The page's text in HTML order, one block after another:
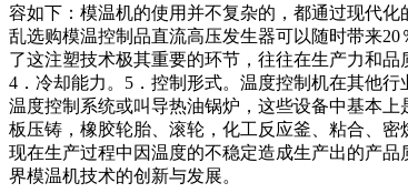
容如下：模温机的使用并不复杂的，都通过现代
乱选购模温控制品直流高压发生器可以随时带来
了这注塑技术极其重要的环节，往往在生产力和
4．冷却能力。5．控制形式。温度控制机在其他
温度控制系统或叫导热油锅炉，这些设备中基本
板压铸，橡胶轮胎、滚轮，化工反应釜、粘合、
现在生产过程中因温度的不稳定造成生产出的产
界模温机技术的创新与发展。